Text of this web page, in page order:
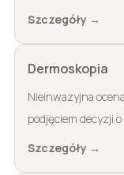
Szczegóły →
Dermoskopia
Nieinwazyjna
podjęciem decyzji o
Szczegóły →